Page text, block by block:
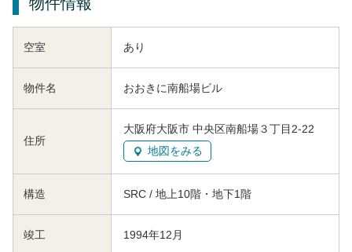
空室 あり
物件名 おおきに南船場ビル
住所
大阪府大阪市 中央区南船場３丁目2-22
地図をみる
構造 SRC / 地上10階・地下1階
竣工 1994年12月